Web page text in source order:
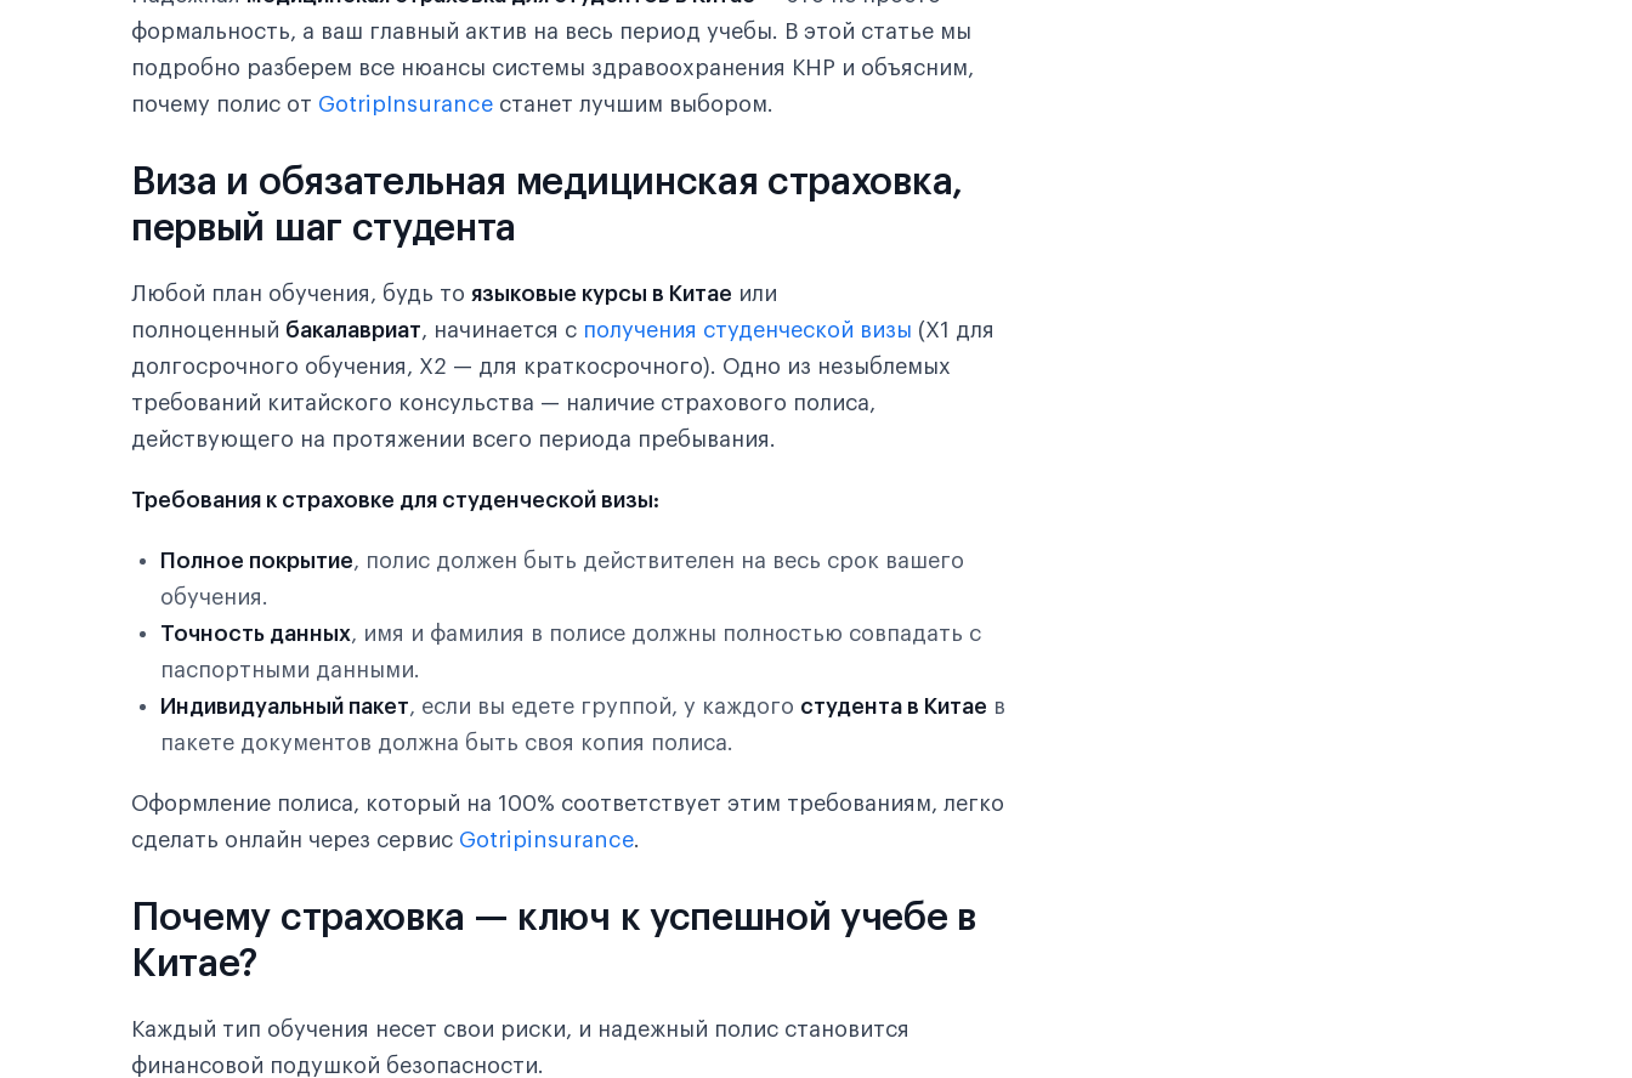
Клиники в крупных городах
формальность, а ваш главный актив на весь период учебы. В этой статье мы
подробно разберем все нюансы системы здравоохранения КНР и объясним,
почему полис от GotripInsurance станет лучшим выбором.
Виза и обязательная медицинская страховка,
первый шаг студента
Любой план обучения, будь то языковые курсы в Китае или
полноценный бакалавриат, начинается с получения студенческой визы (X1 для
долгосрочного обучения, X2 — для краткосрочного). Одно из незыблемых
требований китайского консульства — наличие страхового полиса,
действующего на протяжении всего периода пребывания.
Требования к страховке для студенческой визы:
Полное покрытие, полис должен быть действителен на весь срок вашего
обучения.
Точность данных, имя и фамилия в полисе должны полностью совпадать с
паспортными данными.
Индивидуальный пакет, если вы едете группой, у каждого студента в Китае в
пакете документов должна быть своя копия полиса.
Оформление полиса, который на 100% соответствует этим требованиям, легко
сделать онлайн через сервис Gotripinsurance.
Почему страховка — ключ к успешной учебе в
Китае?
Каждый тип обучения несет свои риски, и надежный полис становится
финансовой подушкой безопасности.